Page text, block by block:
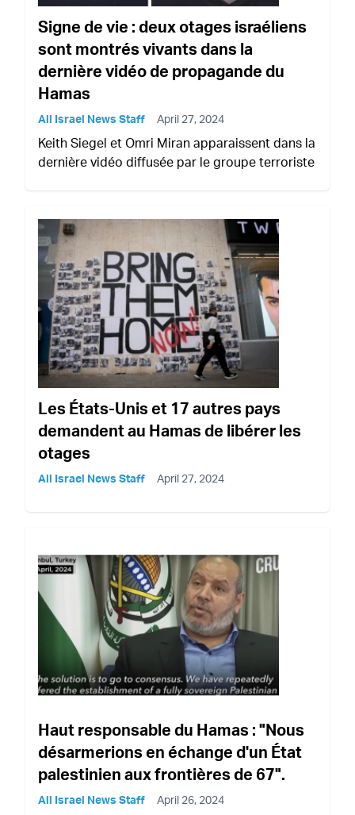
Signe de vie : deux otages israéliens
sont montrés vivants dans la
dernière vidéo de propagande du
Hamas
All Israel News Staff April 27, 2024
Keith Siegel et Omri Miran apparaissent dans la
dernière vidéo diffusée par le groupe terroriste
Les États-Unis et 17 autres pays
demandent au Hamas de libérer les
otages
All Israel News Staff April 27, 2024
Haut responsable du Hamas : "Nous
désarmerions en échange d'un État
palestinien aux frontières de 67".
All Israel News Staff April 26, 2024